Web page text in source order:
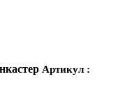
Артикул :